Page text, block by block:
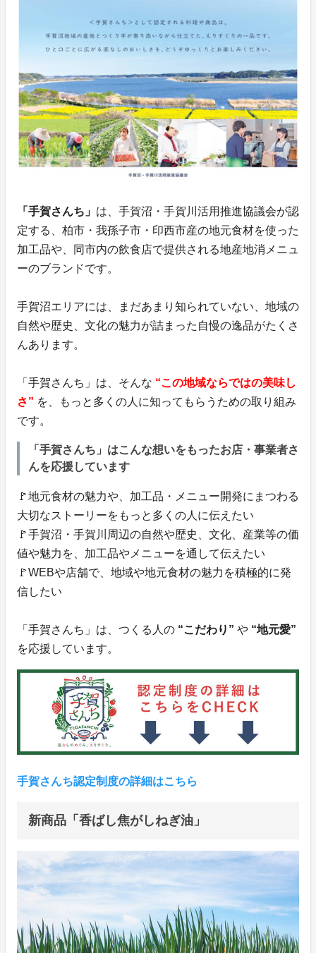
「手賀さんち」 は、手賀沼・手賀川活用推進協議会が認
定する、柏市・我孫子市・印西市産の地元食材を使った
加工品や、同市内の飲食店で提供される地産地消メニュ
ーのブランドです。
手賀沼エリアには、まだあまり知られていない、地域の
自然や歴史、文化の魅力が詰まった自慢の逸品がたくさ
んあります。
「手賀さんち」は、そんな “この地域ならではの美味し
さ” を、もっと多くの人に知ってもらうための取り組み
です。
「手賀さんち」はこんな想いをもったお店・事業者さ
んを応援しています
🚩地元食材の魅力や、加工品・メニュー開発にまつわる
大切なストーリーをもっと多くの人に伝えたい
🚩手賀沼・手賀川周辺の自然や歴史、文化、産業等の価
値や魅力を、加工品やメニューを通して伝えたい
🚩WEBや店舗で、地域や地元食材の魅力を積極的に発
信したい
「手賀さんち」は、つくる人の “こだわり” や “地元愛”
を応援しています。
手賀さんち認定制度の詳細はこちら
新商品「香ばし焦がしねぎ油」